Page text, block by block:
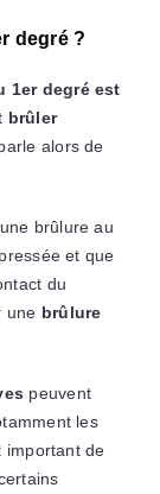
degré ?
1er degré est
brûler
parle alors de
brûlure au
et que
du
une brûlure
peuvent
les
important de